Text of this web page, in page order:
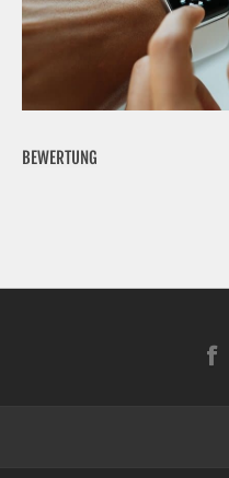
BEWERTUNG